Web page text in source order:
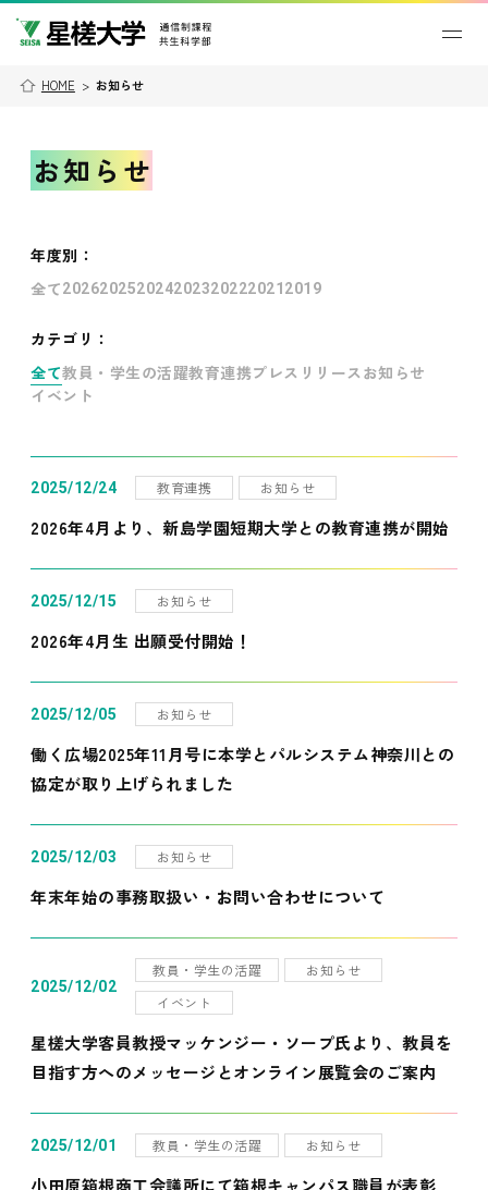
HOME > お知らせ
お知らせ
年度別 ：
全て202620252024202320222021 2019
カテゴリ：
全て教員・学生の活躍教育連携プレスリリース お知らせ
イベント
2025/12/24 教育連携 お知らせ
2026年4月より、新島学園短期大学との教育連携が開始
2025/12/15 お知らせ
2026年4月生 出願受付開始！
2025/12/05 お知らせ
働く広場2025年11月号に本学とパルシステム神奈川との
協定が取り上げられました
2025/12/03 お知らせ
年末年始の事務取扱い・お問い合わせについて
2025/12/02
教員・学生の活躍
お知らせ
イベント
星槎大学客員教授マッケンジー・ソープ氏より、教員を
目指す方へのメッセージとオンライン展覧会のご案内
2025/12/01 教員・学生の活躍 お知らせ
小田原箱根商工会議所にて箱根キャンパス職員が表彰